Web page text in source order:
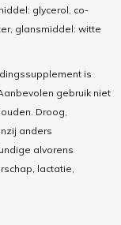
glycerol, co-
glansmiddel: witte
is
gebruik niet
Droog,
anders
alvorens
lactatie,